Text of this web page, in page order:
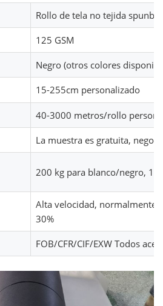
Rollo de tela no tejida
125 GSM
Negro (otros colores
15-255cm personalizado
40-3000 metros/rollo
La muestra es gratuita,
200 kg para blanco/negro,
Alta velocidad, normalmente
30%
FOB/CFR/CIF/EXW Todos